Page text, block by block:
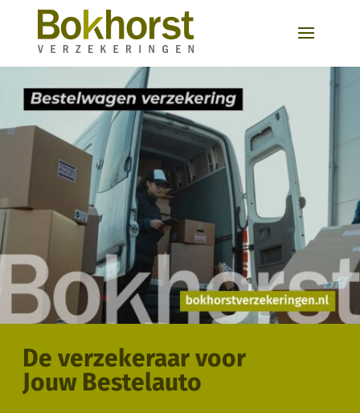
De verzekeraar voor
Jouw Bestelauto